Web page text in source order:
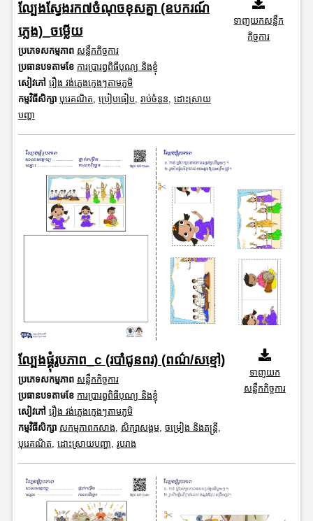
ល្បែងស្វែងរក៧ចំណុចខុសគ្នា (ឧបករណ៍
ភ្លេង)_ចម្លើយ
ប្រភេទសកម្មភាព សន្លឹកកិច្ចការ
ប្រធានបទតាមខែ ការប្រារព្ធពិធីបុណ្យ និងខ្ញុំ
សៀវភៅ រឿង វង់ភ្លេងក្មេងៗតាមភូមិ
កម្មវិធីសិក្សា បុរេគណិត, ប្រៀបធៀប, រាប់ចំនួន, ដោះស្រាយ
បញ្ហា
ទាញយកសន្លឹក
កិច្ចការ
ល្បែងផ្គុំរូបភាព_c (របាំជូនពរ) (ពណ៌/សខ្មៅ)
ប្រភេទសកម្មភាព សន្លឹកកិច្ចការ
ប្រធានបទតាមខែ ការប្រារព្ធពិធីបុណ្យ និងខ្ញុំ
សៀវភៅ រឿង វង់ភ្លេងក្មេងៗតាមភូមិ
កម្មវិធីសិក្សា សកម្មភាពកសាង, សិក្សាសង្គម, ចម្រៀង និងតន្ត្រី,
បុរេគណិត, ដោះស្រាយបញ្ហា, រូបរាង
ទាញយក
សន្លឹកកិច្ចការ